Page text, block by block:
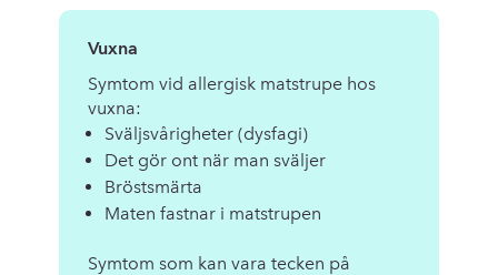
Vuxna
Symtom vid allergisk matstrupe hos
vuxna:
Sväljsvårigheter (dysfagi)
Det gör ont när man sväljer
Bröstsmärta
Maten fastnar i matstrupen
Symtom som kan vara tecken på